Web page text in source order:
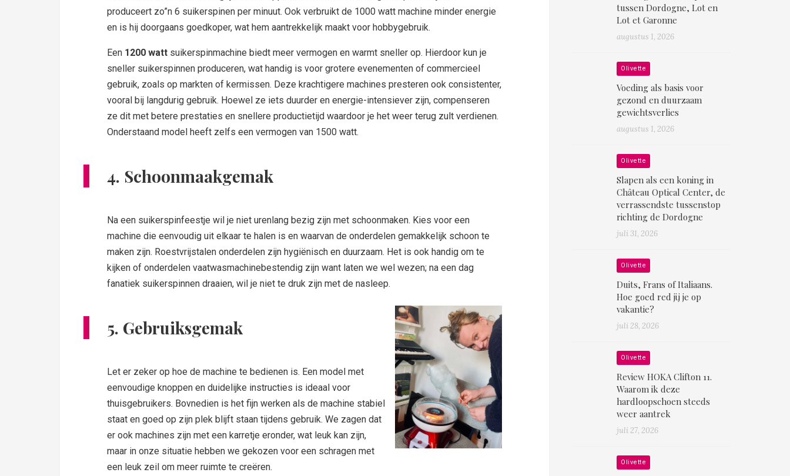
produceert zo”n 6 suikerspinen per minuut. Ook verbruikt de 1000 watt machine minder energie
en is hij doorgaans goedkoper, wat hem aantrekkelijk maakt voor hobbygebruik.
Een 1200 watt suikerspinmachine biedt meer vermogen en warmt sneller op. Hierdoor kun je
sneller suikerspinnen produceren, wat handig is voor grotere evenementen of commercieel
gebruik, zoals op markten of kermissen. Deze krachtigere machines presteren ook consistenter,
vooral bij langdurig gebruik. Hoewel ze iets duurder en energie-intensiever zijn, compenseren
ze dit met betere prestaties en snellere productietijd waardoor je het weer terug zult verdienen.
Onderstaand model heeft zelfs een vermogen van 1500 watt.
4. Schoonmaakgemak
Na een suikerspinfeestje wil je niet urenlang bezig zijn met schoonmaken. Kies voor een
machine die eenvoudig uit elkaar te halen is en waarvan de onderdelen gemakkelijk schoon te
maken zijn. Roestvrijstalen onderdelen zijn hygiënisch en duurzaam. Het is ook handig om te
kijken of onderdelen vaatwasmachinebestendig zijn want laten we wel wezen; na een dag
fanatiek suikerspinnen draaien, wil je niet te druk zijn met de nasleep.
5. Gebruiksgemak
Let er zeker op hoe de machine te bedienen is. Een model met
eenvoudige knoppen en duidelijke instructies is ideaal voor
thuisgebruikers. Bovnedien is het fijn werken als de machine stabiel
staat en goed op zijn plek blijft staan tijdens gebruik. We zagen dat
er ook machines zijn met een karretje eronder, wat leuk kan zijn,
maar in onze situatie hebben we gekozen voor een schragen met
een leuk zeil om meer ruimte te creëren.
tussen Dordogne, Lot en
Lot et Garonne
augustus 1, 2026
Olivette
Voeding als basis voor
gezond en duurzaam
gewichtsverlies
augustus 1, 2026
Olivette
Slapen als een koning in
Château Optical Center, de
verrassendste tussenstop
richting de Dordogne
juli 31, 2026
Olivette
Duits, Frans of Italiaans.
Hoe goed red jij je op
vakantie?
juli 28, 2026
Olivette
Review HOKA Clifton 11.
Waarom ik deze
hardloopschoen steeds
weer aantrek
juli 27, 2026
Olivette